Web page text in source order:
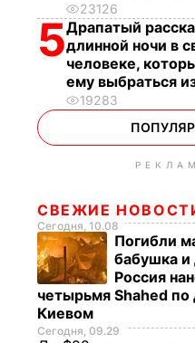
23126
5Драпатый
длинной ночи в
человеке,
ему выбраться
19283
СВЕЖИЕ
Сегодня, 10.08
Погибли
бабушка
Россия
четырьмя Shahed
Киевом
Сегодня, 09.29